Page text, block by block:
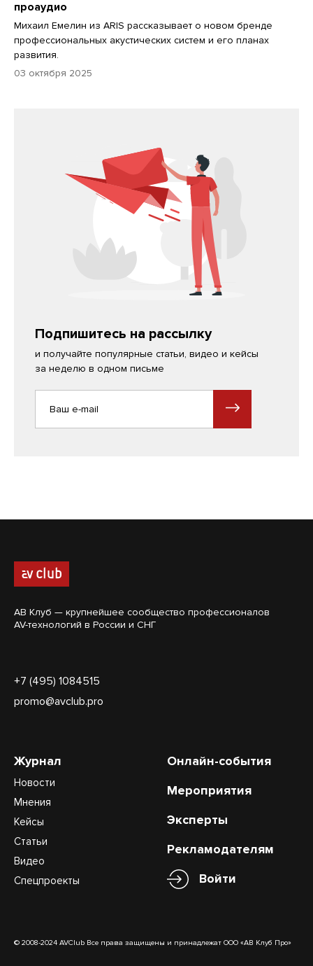
проаудио
Михаил Емелин из ARIS рассказывает о новом бренде
профессиональных акустических систем и его планах
развития.
03 октября 2025
Подпишитесь на рассылку
и получайте популярные статьи, видео и кейсы
за неделю в одном письме
АВ Клуб — крупнейшее сообщество профессионалов
AV-технологий в России и СНГ
+7 (495) 1084515
promo@avclub.pro
Журнал
Новости
Мнения
Кейсы
Статьи
Видео
Спецпроекты
Онлайн-события
Мероприятия
Эксперты
Рекламодателям
Войти
© 2008-2024 AVClub Все права защищены и принадлежат ООО «АВ Клуб Про»